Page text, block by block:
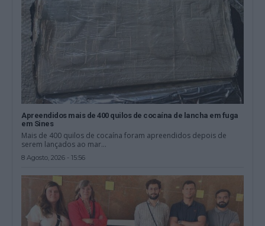
Apreendidos mais de 400 quilos de cocaína de lancha em fuga
em Sines
Mais de 400 quilos de cocaína foram apreendidos depois de
serem lançados ao mar...
8 Agosto, 2026 - 15:56